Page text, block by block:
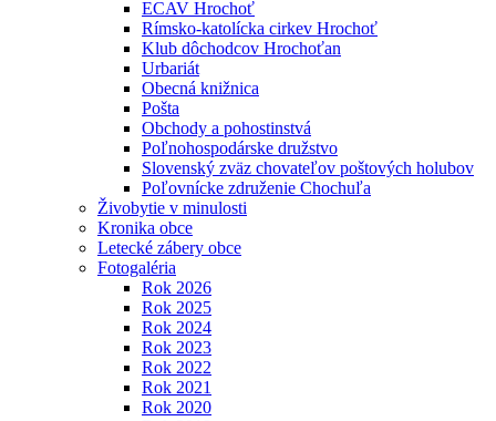
ECAV Hrochoť
Rímsko-katolícka cirkev Hrochoť
Klub dôchodcov Hrochoťan
Urbariát
Obecná knižnica
Pošta
Obchody a pohostinstvá
Poľnohospodárske družstvo
Slovenský zväz chovateľov poštových holubov
Poľovnícke združenie Chochuľa
Živobytie v minulosti
Kronika obce
Letecké zábery obce
Fotogaléria
Rok 2026
Rok 2025
Rok 2024
Rok 2023
Rok 2022
Rok 2021
Rok 2020